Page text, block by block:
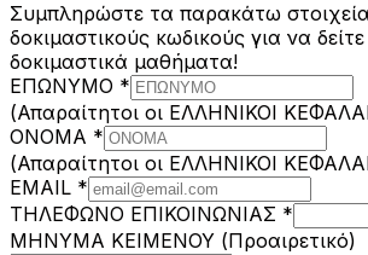
Συμπληρώστε τα παρακάτω
δοκιμαστικούς κωδικούς για να
δοκιμαστικά μαθήματα!
ΕΠΩΝΥΜΟ *
(Απαραίτητοι οι ΕΛΛΗΝΙΚΟΙ
ΟΝΟΜΑ *
(Απαραίτητοι οι ΕΛΛΗΝΙΚΟΙ
EMAIL *
ΤΗΛΕΦΩΝΟ ΕΠΙΚΟΙΝΩΝΙΑΣ *
ΜΗΝΥΜΑ ΚΕΙΜΕΝΟΥ (Προαιρετικό)